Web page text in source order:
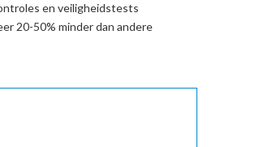
en veiligheidstests
20-50% minder dan andere